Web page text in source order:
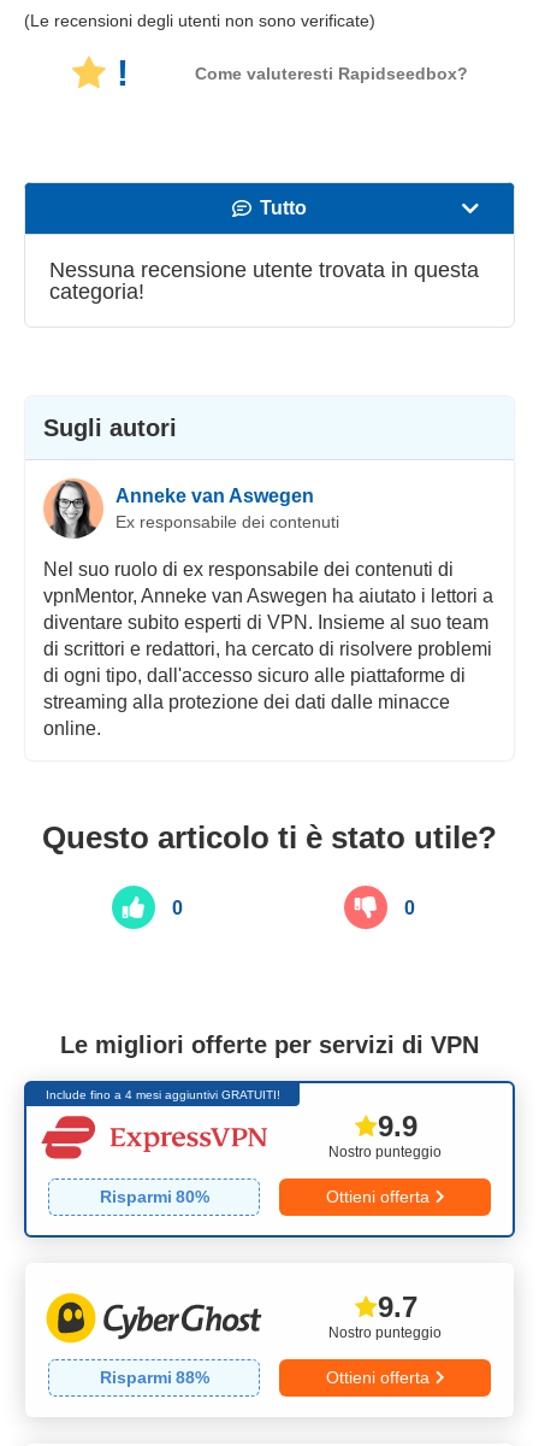
(Le recensioni degli utenti non sono verificate)
! Come valuteresti Rapidseedbox?
Tutto
Velocità
Nessuna recensione utente trovata in questa
categoria!
Sugli autori
Anneke van Aswegen
Ex responsabile dei contenuti
Nel suo ruolo di ex responsabile dei contenuti di
vpnMentor, Anneke van Aswegen ha aiutato i lettori a
diventare subito esperti di VPN. Insieme al suo team
di scrittori e redattori, ha cercato di risolvere problemi
di ogni tipo, dall'accesso sicuro alle piattaforme di
streaming alla protezione dei dati dalle minacce
online.
Questo articolo ti è stato utile?
0 0
Le migliori offerte per servizi di VPN
Include fino a 4 mesi aggiuntivi GRATUITI!
Nostro punteggio
9.9
Risparmi 80% Ottieni offerta
Nostro punteggio
9.7
Risparmi 88% Ottieni offerta